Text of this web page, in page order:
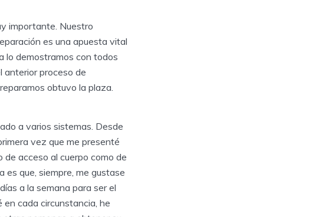
importante. Nuestro
es una apuesta vital
lo demostramos con todos
anterior proceso de
obtuvo la plaza.
a varios sistemas. Desde
vez que me presenté
acceso al cuerpo como de
es que, siempre, me gustase
a la semana para ser el
en cada circunstancia, he